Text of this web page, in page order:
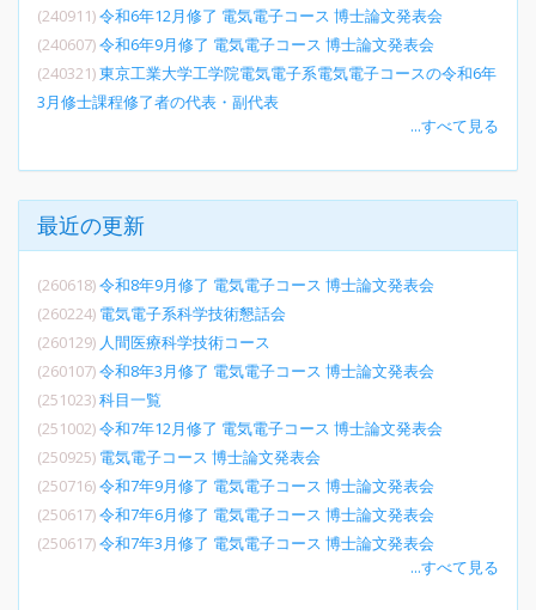
(240911)令和6年12月修了 電気電子コース 博士論文発表会
(240607)令和6年9月修了 電気電子コース 博士論文発表会
(240321)東京工業大学工学院電気電子系電気電子コースの令和6年
3月修士課程修了者の代表・副代表
...すべて見る
最近の更新
(260618)令和8年9月修了 電気電子コース 博士論文発表会
(260224) 電気電子系科学技術懇話会
(260129) 人間医療科学技術コース
(260107)令和8年3月修了 電気電子コース 博士論文発表会
(251023)科目一覧
(251002)令和7年12月修了 電気電子コース 博士論文発表会
(250925) 電気電子コース 博士論文発表会
(250716)令和7年9月修了 電気電子コース 博士論文発表会
(250617)令和7年6月修了 電気電子コース 博士論文発表会
(250617)令和7年3月修了 電気電子コース 博士論文発表会
...すべて見る